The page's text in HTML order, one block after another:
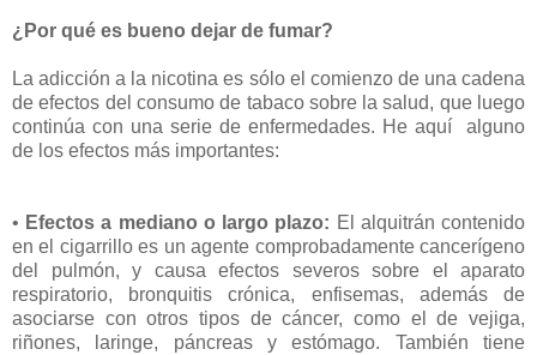
¿Por qué es bueno dejar de fumar?
La adicción a la nicotina es sólo el comienzo de una cadena
de efectos del consumo de tabaco sobre la salud, que luego
continúa con una serie de enfermedades. He aquí alguno
de los efectos más importantes:
• Efectos a mediano o largo plazo: El alquitrán contenido
en el cigarrillo es un agente comprobadamente cancerígeno
del pulmón, y causa efectos severos sobre el aparato
respiratorio, bronquitis crónica, enfisemas, además de
asociarse con otros tipos de cáncer, como el de vejiga,
riñones, laringe, páncreas y estómago. También tiene